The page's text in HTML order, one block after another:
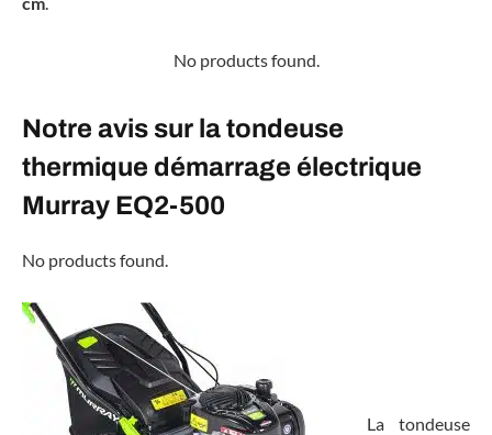
No products found.
Notre avis sur la tondeuse
thermique démarrage électrique
Murray EQ2-500
No products found.
La tondeuse